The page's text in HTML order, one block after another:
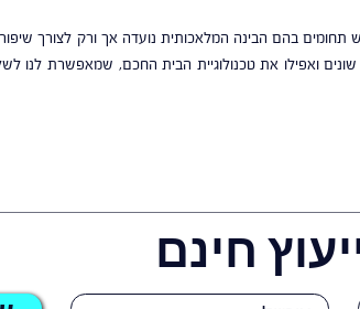
בהם הבינה המלאכותית נועדה אך ורק לצורך שיפור
ואפילו את טכנולוגיית הבית החכם, שמאפשרת לנו
חינם